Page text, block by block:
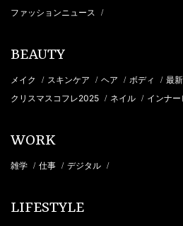
ファッションニュース /
BEAUTY
メイク / スキンケア / ヘア / ボディ / 最
クリスマスコフレ2025 / ネイル / インナー
WORK
雑学 / 仕事 / デジタル /
LIFESTYLE